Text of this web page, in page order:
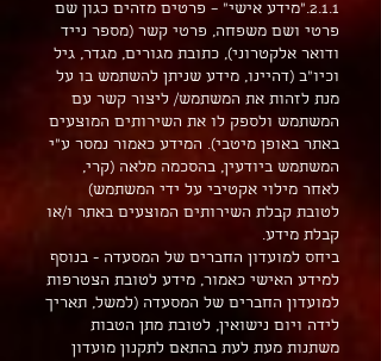
2.1.1."מידע אישי" – פרטים מזהים כגון שם
פרטי ושם משפחה, פרטי קשר (מספר נייד
ודואר אלקטרוני), כתובת מגורים, מגדר, גיל
וכיו"ב (דהיינו, מידע שניתן להשתמש בו על
מנת לזהות את המשתמש/ ליצור קשר עם
המשתמש ולספק לו את השירותים המוצעים
באתר באופן מיטבי). המידע כאמור נמסר ע"י
המשתמש ביודעין, בהסכמה מלאה (קרי,
לאחר מילוי אקטיבי על ידי המשתמש)
לטובת קבלת השירותים המוצעים באתר ו/או
קבלת מידע.
ביחס למועדון החברים של המסעדה - בנוסף
למידע האישי כאמור, מידע לטובת הצטרפות
למועדון החברים של המסעדה (למשל, תאריך
לידה ויום נישואין, לטובת מתן הטבות
משתנות מעת לעת בהתאם לתקנון מועדון